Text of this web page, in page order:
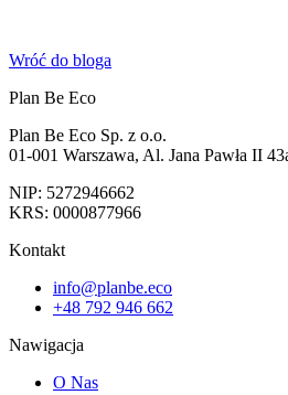
Wróć do bloga
Plan Be Eco
Plan Be Eco Sp. z o.o.
01-001 Warszawa, Al. Jana Pawła II
NIP: 5272946662
KRS: 0000877966
Kontakt
info@planbe.eco
+48 792 946 662
Nawigacja
O Nas